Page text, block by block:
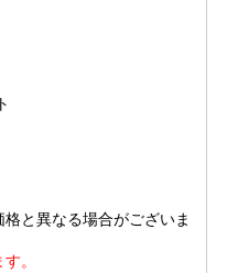
と異なる場合がございま
。